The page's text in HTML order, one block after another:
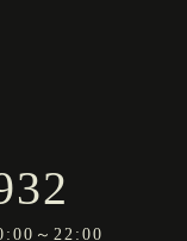
～22:00